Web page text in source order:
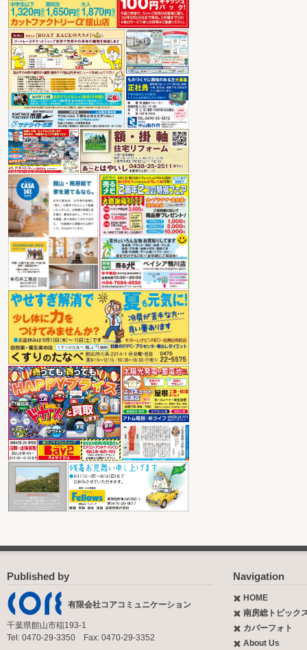
Published by
有限会社コアコミュニケーション
千葉県館山市稲193-1
Tel: 0470-29-3350 Fax: 0470-29-3352
Navigation
HOME
南房総トピック
カバーフォト
About Us